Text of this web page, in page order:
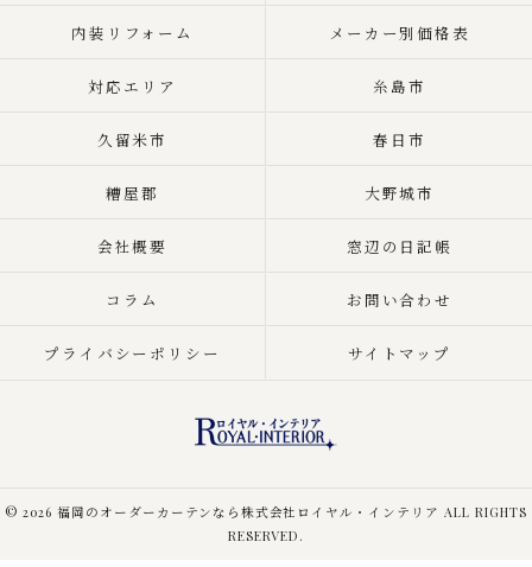
内装リフォーム メーカー別価格表
対応エリア 糸島市
久留米市 春日市
糟屋郡 大野城市
会社概要 窓辺の日記帳
コラム お問い合わせ
プライバシーポリシー サイトマップ
© 2026 福岡のオーダーカーテンなら株式会社ロイヤル・インテリア ALL RIGHTS
RESERVED.